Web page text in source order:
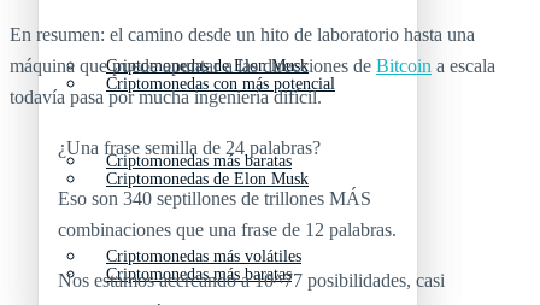
Criptomonedas de Elon Musk
Criptomonedas más baratas
Criptomonedas más volátiles
Criptomonedas con más potencial
Criptomonedas de Elon Musk
Criptomonedas más baratas
En resumen: el camino desde un hito de laboratorio hasta una
máquina que puede apuntar a las direcciones de Bitcoin a escala
todavía pasa por mucha ingeniería difícil.
¿Una frase semilla de 24 palabras?
Eso son 340 septillones de trillones MÁS
combinaciones que una frase de 12 palabras.
Nos estamos acercando a 10^77 posibilidades, casi